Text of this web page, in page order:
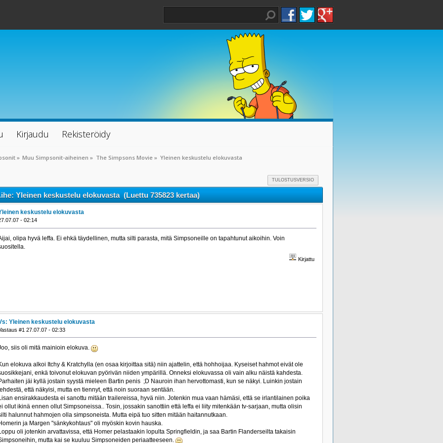
Kirjaudu Rekisteröidy
» Muu Simpsonit-aiheinen » The Simpsons Movie » Yleinen keskustelu elokuvasta
TULOSTUSVERSIO
Yleinen keskustelu elokuvasta (Luettu 735823 kertaa)
keskustelu elokuvasta
- 02:14
olipa hyvä leffa. Ei ehkä täydellinen, mutta silti parasta, mitä Simpsoneille on tapahtunut aikoihin. Voin
Kirjattu
Yleinen keskustelu elokuvasta
#1 27.07.07 - 02:33
siis oli mitä mainioin elokuva.
elokuva alkoi Itchy & Kratchylla (en osaa kirjoittaa sitä) niin ajattelin, että hohhoijaa. Kyseiset hahmot eivät ole
enkä toivonut elokuvan pyörivän niiden ympärillä. Onneksi elokuvassa oli vain alku näistä kahdesta.
jäi kyllä jostain syystä mieleen Bartin penis ;D Nauroin ihan hervottomasti, kun se näkyi. Luinkin jostain
että näkyisi, mutta en tiennyt, että noin suoraan sentään.
ensirakkaudesta ei sanottu mitään trailereissa, hyvä niin. Jotenkin mua vaan hämäsi, että se irlantilainen poika
ollut ikinä ennen ollut Simpsoneissa.. Tosin, jossakin sanottiin että leffa ei liity mitenkään tv-sarjaan, mutta olisin
halunnut hahmojen olla simpsoneista. Mutta eipä tuo sitten mitään haitannutkaan.
ja Margen "sänkykohtaus" oli myöskin kovin hauska.
oli jotenkin arvattavissa, että Homer pelastaakin lopulta Springfieldin, ja saa Bartin Flanderseilta takaisin
mutta kai se kuuluu Simpsoneiden periaatteeseen.